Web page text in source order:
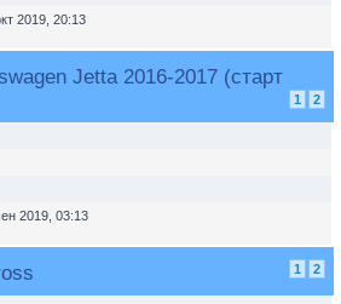
2019, 20:13
Jetta 2016-2017 (старт
1 2
2019, 03:13
1 2